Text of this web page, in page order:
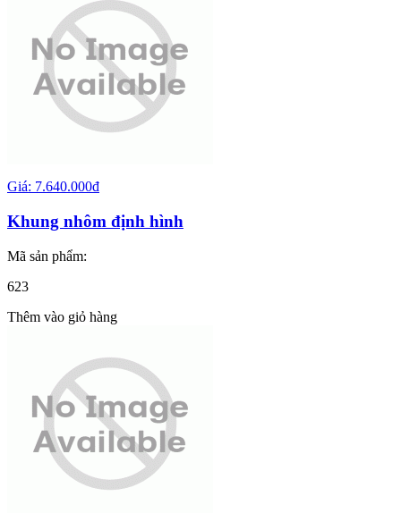
Giá: 7.640.000đ
Khung nhôm định hình
Mã sản phẩm:
623
Thêm vào giỏ hàng